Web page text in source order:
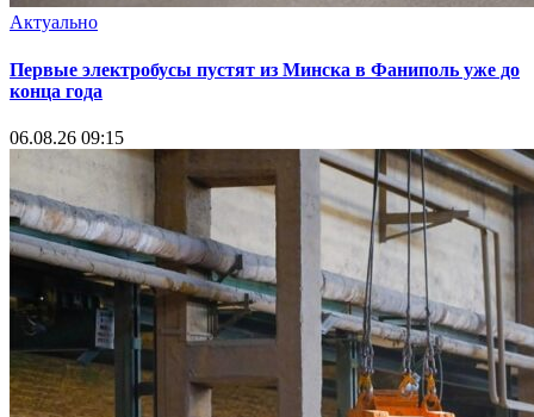
Актуально
Первые электробусы пустят из Минска в Фаниполь уже до
конца года
06.08.26 09:15